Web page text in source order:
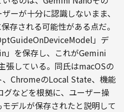
ーが十分に認識しないまま、
存される可能性がある点だ。
」デ
」を保存し、これがGemini
張している。同氏はmacOSの
、ChromeのLocal State、機能
などを根拠に、ユーザー操
デルが保存されたと説明して